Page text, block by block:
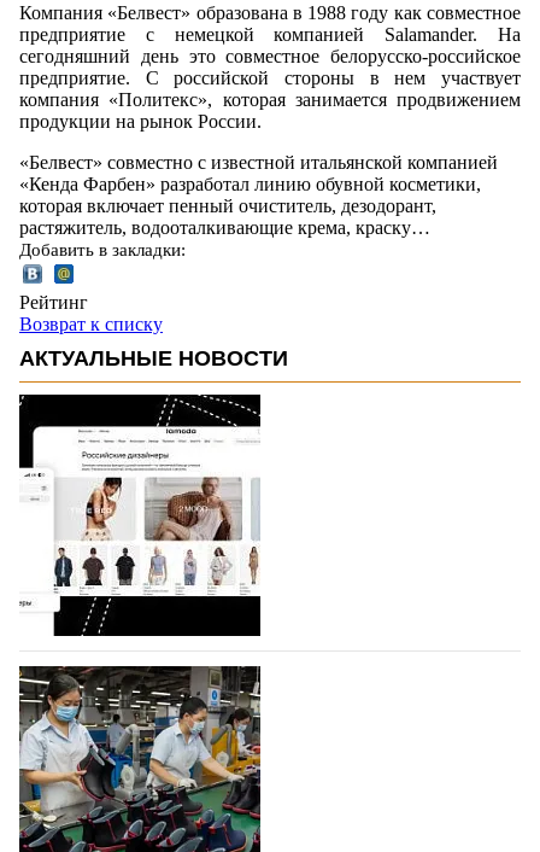
Компания «Белвест» образована в 1988 году как совместное
предприятие с немецкой компанией Salamander. На
сегодняшний день это совместное белорусско-российское
предприятие. С российской стороны в нем участвует
компания «Политекс», которая занимается продвижением
продукции на рынок России.
«Белвест» совместно с известной итальянской компанией
«Кенда Фарбен» разработал линию обувной косметики,
которая включает пенный очиститель, дезодорант,
растяжитель, водооталкивающие крема, краску…
Добавить в закладки:
Рейтинг
Возврат к списку
АКТУАЛЬНЫЕ НОВОСТИ
На платформе Lamoda - новый раздел и
условия продвижения локальных
дизайнерских марок
Российский маркетплейс Lamoda решил обновить
раздел для продажи продукции локальных